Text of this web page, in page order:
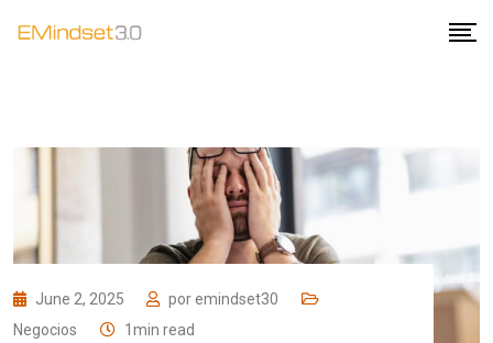
June 2, 2025 poremindset30
Negocios
1min read